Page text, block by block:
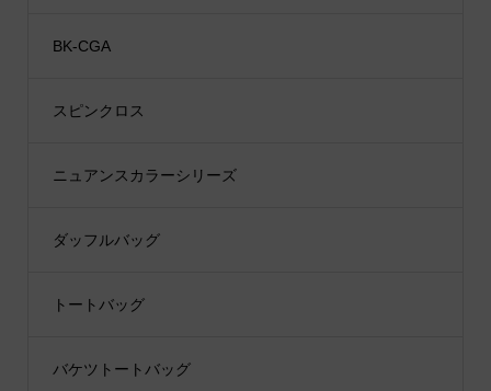
BK-CGA
スピンクロス
ニュアンスカラーシリーズ
ダッフルバッグ
トートバッグ
バケツトートバッグ